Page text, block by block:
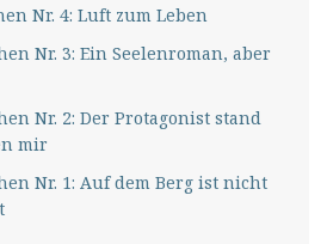
Nr. 4: Luft zum Leben
Nr. 3: Ein Seelenroman, aber
Nr. 2: Der Protagonist stand
mir
Nr. 1: Auf dem Berg ist nicht